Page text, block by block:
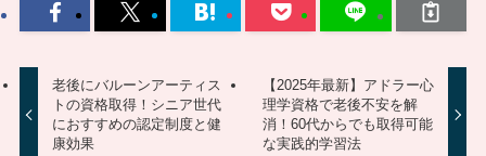
老後にバルーンアーティス
トの資格取得！シニア世代
におすすめの認定制度と健
康効果
【2025年最新】アドラー心
理学資格で老後不安を解
消！60代からでも取得可能
な実践的学習法